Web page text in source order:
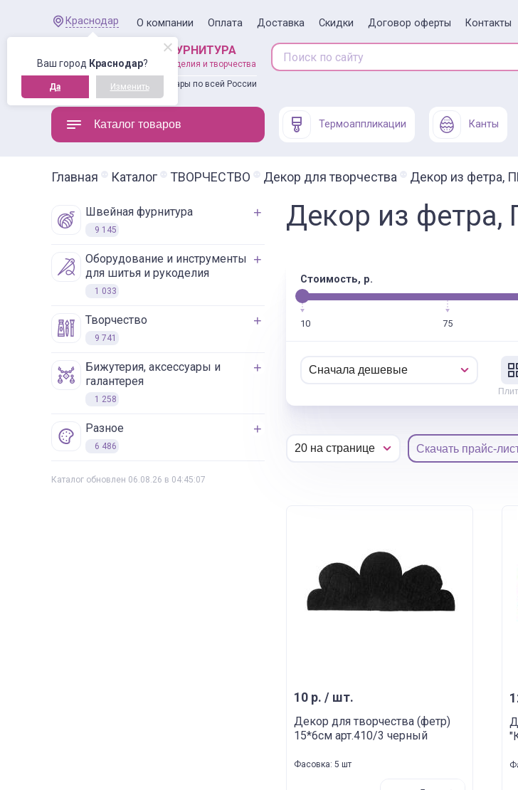
Ваш город Краснодар?
Да Изменить
Краснодар О компании Оплата Доставка Скидки Договор оферты Контакты
ШВЕЙНАЯ ФУРНИТУРА
товары для рукоделия и творчества
Доставляем товары по всей России
Каталог товаров Термоаппликации Канты
Главная Каталог ТВОРЧЕСТВО Декор для творчества Декор из фетра,
швейная фурнитура
9 145
оборудование и инструменты
для шитья и рукоделия
1 033
творчество
9 741
бижутерия, аксессуары и
галантерея
1 258
разное
6 486
Каталог обновлен 06.08.26 в 04:45:07
Декор из фетра,
Стоимость, р.
10 75
Скачать прайс-
10 р. / шт.
Декор для творчества (фетр)
15*6см арт.410/3 черный
Фасовка: 5 шт